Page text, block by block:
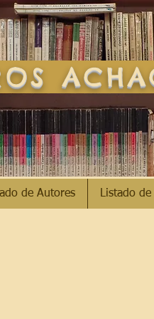
de Autores Listado de